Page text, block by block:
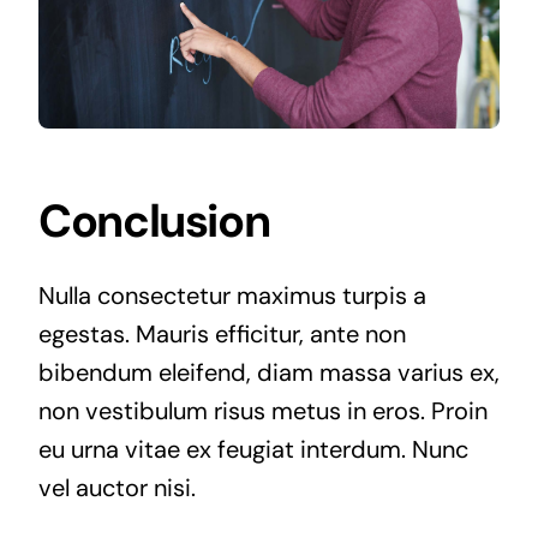
Conclusion
Nulla consectetur maximus turpis a
egestas. Mauris efficitur, ante non
bibendum eleifend, diam massa varius ex,
non vestibulum risus metus in eros. Proin
eu urna vitae ex feugiat interdum. Nunc
vel auctor nisi.